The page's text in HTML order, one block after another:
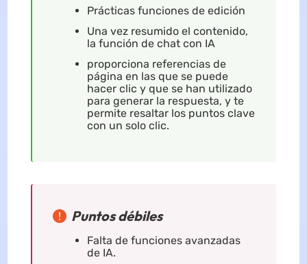
Prácticas funciones de edición
Una vez resumido el contenido,
la función de chat con IA
proporciona referencias de
página en las que se puede
hacer clic y que se han utilizado
para generar la respuesta, y te
permite resaltar los puntos clave
con un solo clic.
Puntos débiles
Falta de funciones avanzadas
de IA.